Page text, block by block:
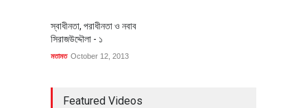
স্বাধীনতা, পরাধীনতা ও নবাব
সিরাজউদ্দৌলা - ১
মতামত October 12, 2013
Featured Videos